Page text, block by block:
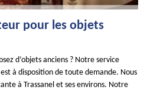
pour les objets
d’objets anciens ? Notre service
à disposition de toute demande. Nous
à Trassanel et ses environs. Notre